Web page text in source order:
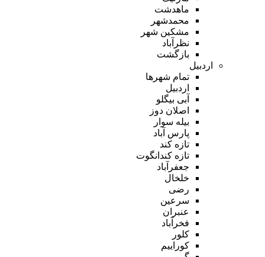
ماهدشت
محمدشهر
مشکین شهر
نظرآباد
بازگشت
اردبیل
تمام شهر‌ها
اردبیل
آبی بیگلو
اصلان دوز
بیله سوار
پارس آباد
تازه کند
تازه کندانگوت
جعفرآباد
خلخال
رضی
سرعین
عنبران
فخرآباد
کلور
کوراییم